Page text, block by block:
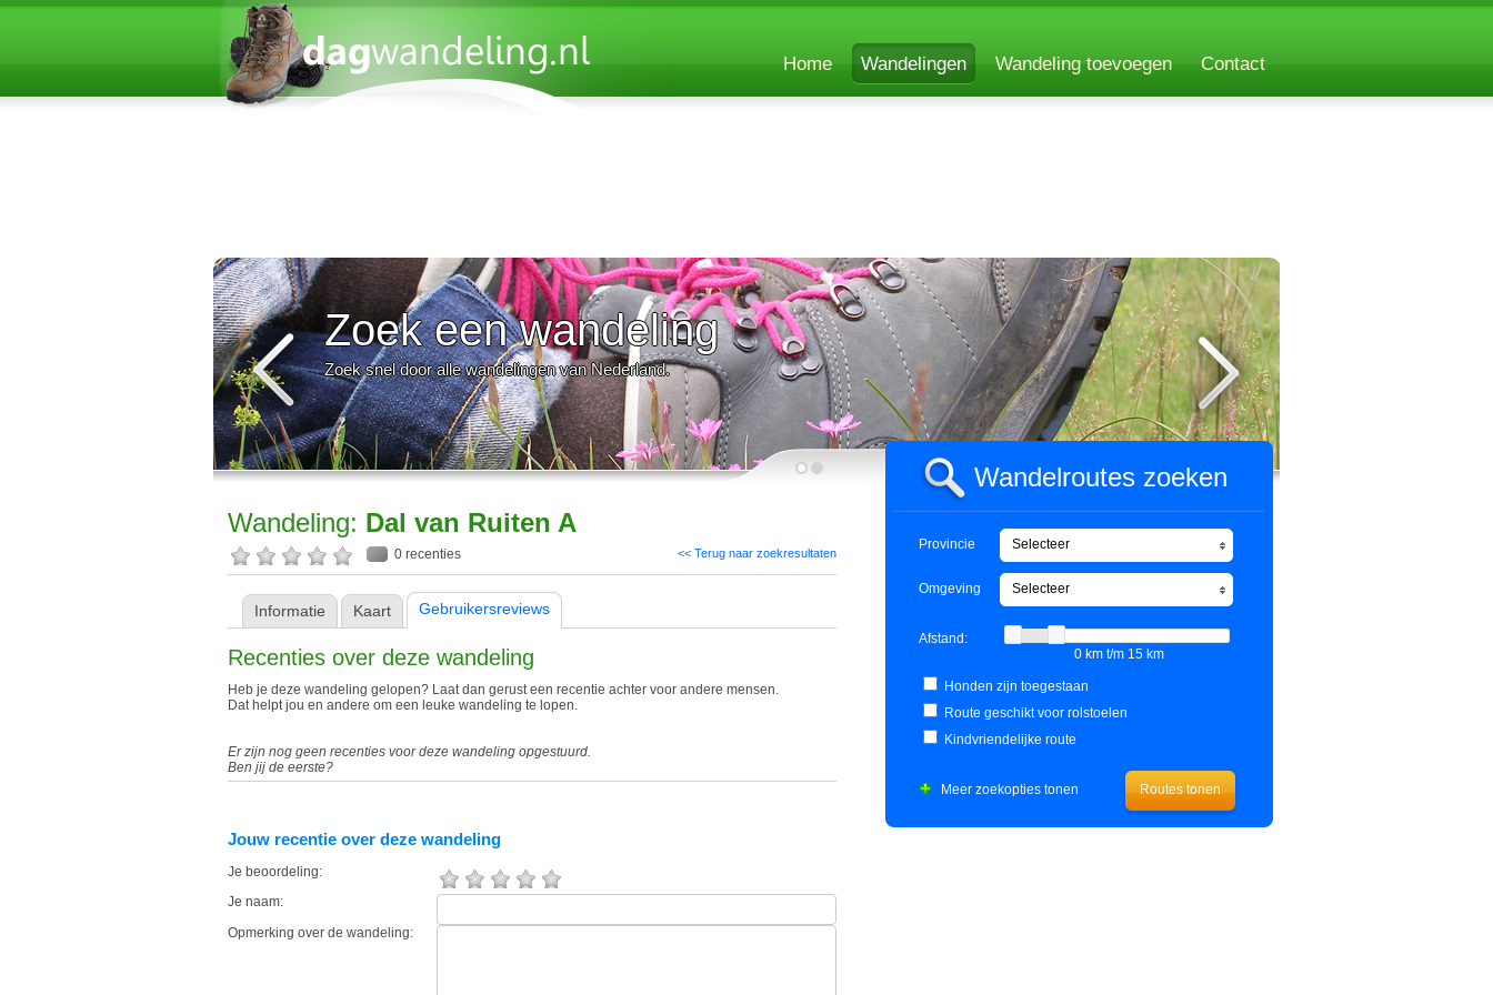
Home Wandelingen Wandeling toevoegen Contact
Zoek een wandeling
Zoek snel door alle wandelingen van Nederland.
Wandeling: Dal van Ruiten A
0 recenties << Terug naar zoekresultaten
Informatie Kaart Gebruikersreviews
Recenties over deze wandeling
Heb je deze wandeling gelopen? Laat dan gerust een recentie achter voor andere mensen.
Dat helpt jou en andere om een leuke wandeling te lopen.
Er zijn nog geen recenties voor deze wandeling opgestuurd.
Ben jij de eerste?
Jouw recentie over deze wandeling
Je beoordeling:
Je naam:
Opmerking over de wandeling:
Wandelroutes zoeken
Provincie Selecteer
Omgeving Selecteer
Afstand:
0 km t/m 15 km
Honden zijn toegestaan
Route geschikt voor rolstoelen
Kindvriendelijke route
Meer zoekopties tonen Routes tonen